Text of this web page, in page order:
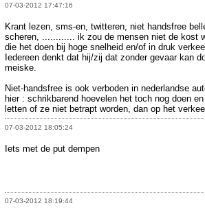
07-03-2012 17:47:16
Krant lezen, sms-en, twitteren, niet handsfree
scheren, ............ ik zou de mensen niet de kost
die het doen bij hoge snelheid en/of in druk
Iedereen denkt dat hij/zij dat zonder gevaar kan
meiske.
Niet-handsfree is ook verboden in nederlandse
hier : schrikbarend hoevelen het toch nog doen
letten of ze niet betrapt worden, dan op het
07-03-2012 18:05:24
Iets met de put dempen
07-03-2012 18:19:44